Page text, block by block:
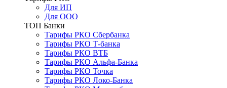
Для ИП
Для ООО
ТОП Банки
Тарифы РКО Сбербанка
Тарифы РКО Т-банка
Тарифы РКО ВТБ
Тарифы РКО Альфа-Банка
Тарифы РКО Точка
Тарифы РКО Локо-Банка